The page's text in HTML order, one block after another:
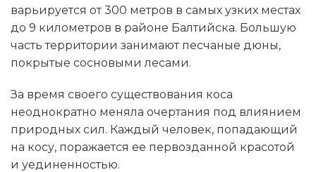
варьируется от 300 метров в самых узких местах
до 9 километров в районе Балтийска. Большую
часть территории занимают песчаные дюны,
покрытые сосновыми лесами.
За время своего существования коса
неоднократно меняла очертания под влиянием
природных сил. Каждый человек, попадающий
на косу, поражается ее первозданной красотой
и уединенностью.